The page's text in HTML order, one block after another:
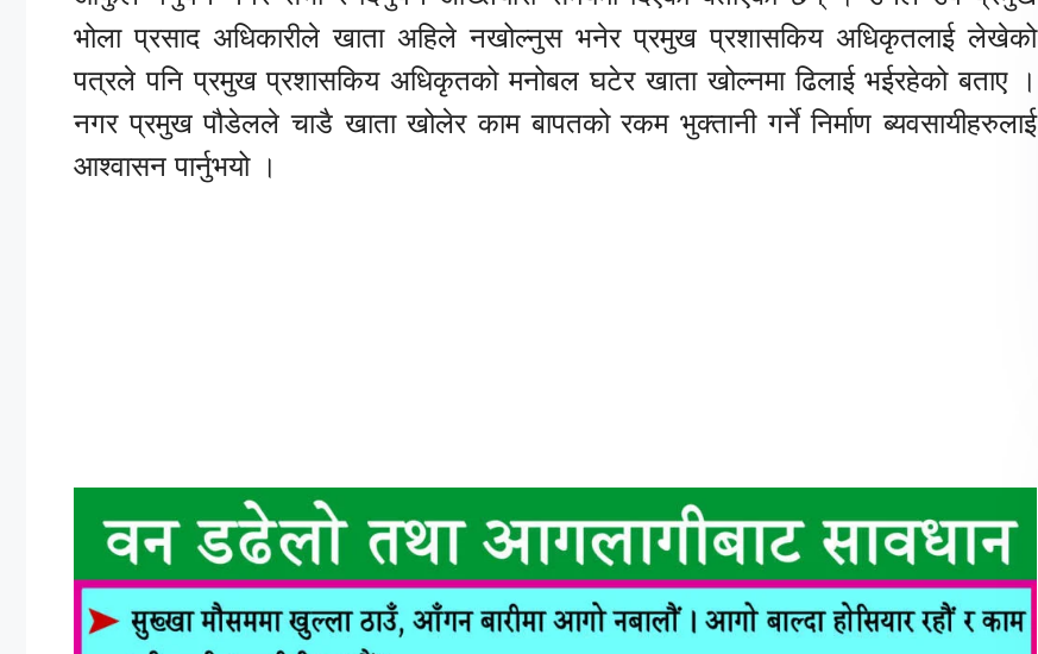
भोला प्रसाद अधिकारीले खाता अहिले नखोल्नुस भनेर प्रमुख प्रशासकिय अधिकृतलाई लेखेको
पत्रले पनि प्रमुख प्रशासकिय अधिकृतको मनोबल घटेर खाता खोल्नमा ढिलाई भईरहेको बताए ।
नगर प्रमुख पौडेलले चाडै खाता खोलेर काम बापतको रकम भुक्तानी गर्ने निर्माण ब्यवसायीहरुलाई
आश्वासन पार्नुभयो ।